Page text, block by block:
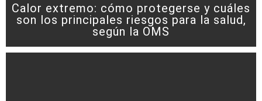
Calor extremo: cómo protegerse y cuáles
son los principales riesgos para la salud,
según la OMS